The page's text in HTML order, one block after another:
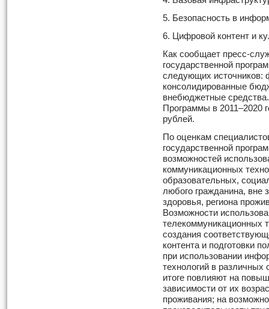
5. Безопасность в
6. Цифровой контент и
Как сообщает пресс-
государственной
следующих источников:
консолидированные
внебюджетные
Программы в 2011–2020
рублей.
По оценкам
государственной
возможностей
коммуникационных
образовательных,
любого гражданина, вне
здоровья, региона
Возможности
телекоммуникационных
создания
контента и подготовки
при использовании
технологий в различных
итоге повлияют на
зависимости от их
проживания; на